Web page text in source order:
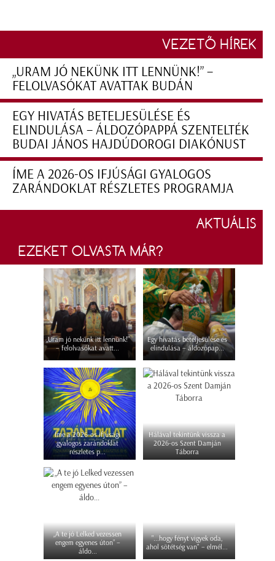
VEZETŐ HÍREK
„URAM JÓ NEKÜNK ITT LENNÜNK!” –
FELOLVASÓKAT AVATTAK BUDÁN
EGY HIVATÁS BETELJESÜLÉSE ÉS
ELINDULÁSA – ÁLDOZÓPAPPÁ SZENTELTÉK
BUDAI JÁNOS HAJDÚDOROGI DIAKÓNUST
ÍME A 2026-OS IFJÚSÁGI GYALOGOS
ZARÁNDOKLAT RÉSZLETES PROGRAMJA
AKTUÁLIS
EZEKET OLVASTA MÁR?
„Uram jó nekünk itt lennünk!”
– felolvasókat avatt...
Egy hivatás beteljesülése és
elindulása – áldozópap...
Íme a 2026-os ifjúsági
gyalogos zarándoklat
részletes p...
Hálával tekintünk vissza a
2026-os Szent Damján
Táborra
„A te jó Lelked vezessen
engem egyenes úton” –
áldo...
"...hogy fényt vigyek oda,
ahol sötétség van" – elmél...